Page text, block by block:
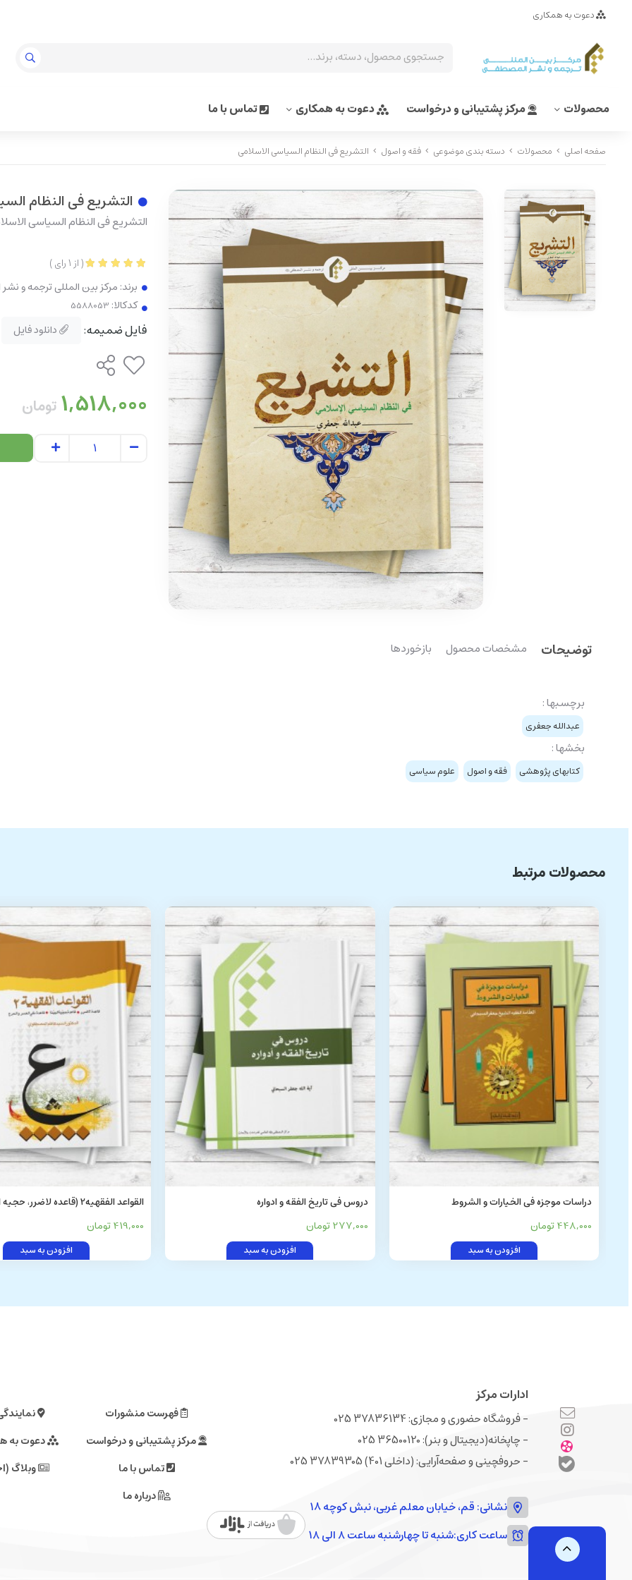
دعوت به همکاری
محصولات مرکز پشتیبانی و درخواست دعوت به همکاری تماس با ما
صفحه اصلی محصولات دسته بندی موضوعی فقه و اصول التشریع فی النظام السیاسی الاسلامی
التشریع فی النظام
التشریع فی النظام السیاسی
(از 1رای)
برند: مرکز بین المللی ترجمه و
کدکالا:
فایل ضمیمه: دانلود فایل
1,518,000 تومان
توضیحات مشخصات محصول بازخوردها
برچسبها :
عبدالله جعفری
بخشها :
کتابهای پژوهشی فقه و اصول علوم سیاسی
محصولات مرتبط
دراسات موجزه فی الخیارات و الشروط
448,000 تومان
افزودن به سبد
دروس فی تاریخ الفقه و ادواره
277,000 تومان
افزودن به سبد
القواعد الفقهیه2 (قاعده
العسر و الحرج)
419,000 تومان
افزودن به سبد
ادارات مرکز
- فروشگاه حضوری و مجازی: 37836134 025
- چاپخانه(دیجیتال و بنر): 36500120 025
- حروفچینی و صفحه‌‌آرایی: (داخلی 401) 37839305 025
نشانی: قم، خیابان معلم غربی، نبش کوچه 18
ساعت کاری:شنبه تا چهارشنبه ساعت ۸ الی ۱۸
فهرست منشورات
مرکز پشتیبانی و درخواست
دعوت به
تماس با ما
وبلاگ
درباره ما